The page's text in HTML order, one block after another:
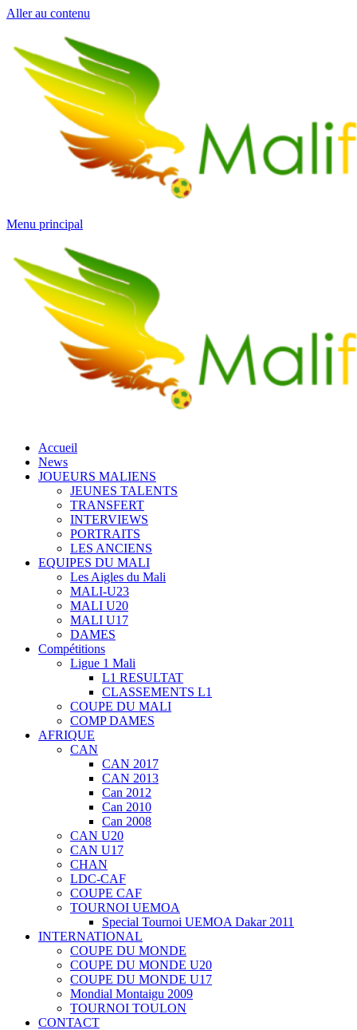
Aller au contenu
Menu principal
Accueil
News
JOUEURS MALIENS
JEUNES TALENTS
TRANSFERT
INTERVIEWS
PORTRAITS
LES ANCIENS
EQUIPES DU MALI
Les Aigles du Mali
MALI-U23
MALI U20
MALI U17
DAMES
Compétitions
Ligue 1 Mali
L1 RESULTAT
CLASSEMENTS L1
COUPE DU MALI
COMP DAMES
AFRIQUE
CAN
CAN 2017
CAN 2013
Can 2012
Can 2010
Can 2008
CAN U20
CAN U17
CHAN
LDC-CAF
COUPE CAF
TOURNOI UEMOA
Special Tournoi UEMOA Dakar 2011
INTERNATIONAL
COUPE DU MONDE
COUPE DU MONDE U20
COUPE DU MONDE U17
Mondial Montaigu 2009
TOURNOI TOULON
CONTACT